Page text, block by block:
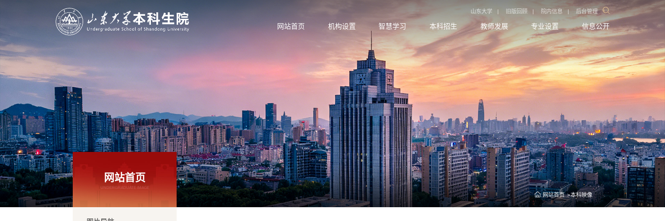
山东大学 | 旧版回顾 | 院内信息 | 后台管理
网站首页 机构设置 智慧学习 本科招生 教师发展 专业设置 信息公开
网站首页
UNDERGRADUATE IMAGE
网站首页 本科映像